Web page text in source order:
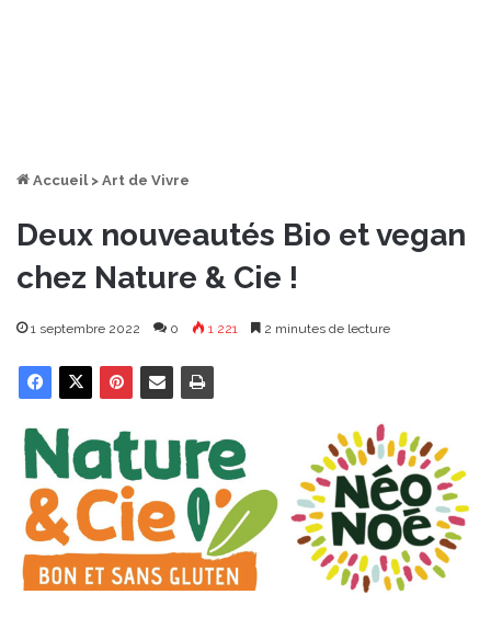
Accueil > Art de Vivre
Deux nouveautés Bio et vegan
chez Nature & Cie !
1 septembre 2022 0 1 221 2 minutes de lecture